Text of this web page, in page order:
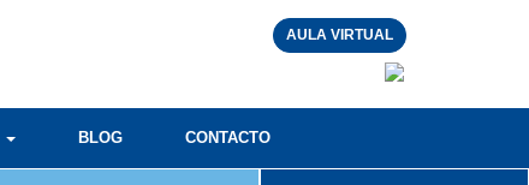
AULA VIRTUAL
BLOG CONTACTO